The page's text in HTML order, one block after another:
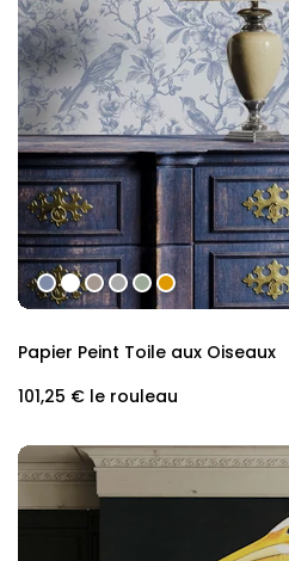
#808ba7
#ffffff
#a4978f
#a8a8a8
#9ca998
#de9903
Papier Peint Toile aux Oiseaux
101,25 € le rouleau